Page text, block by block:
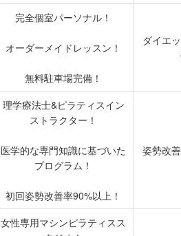
完全個室パーソナル！
オーダーメイドレッスン！
無料駐車場完備！
ダイエ
理学療法士&ピラティスイン
ストラクター！
医学的な専門知識に基づいた
プログラム！
初回姿勢改善率90%以上！
姿勢改
女性専用マシンピラティスス